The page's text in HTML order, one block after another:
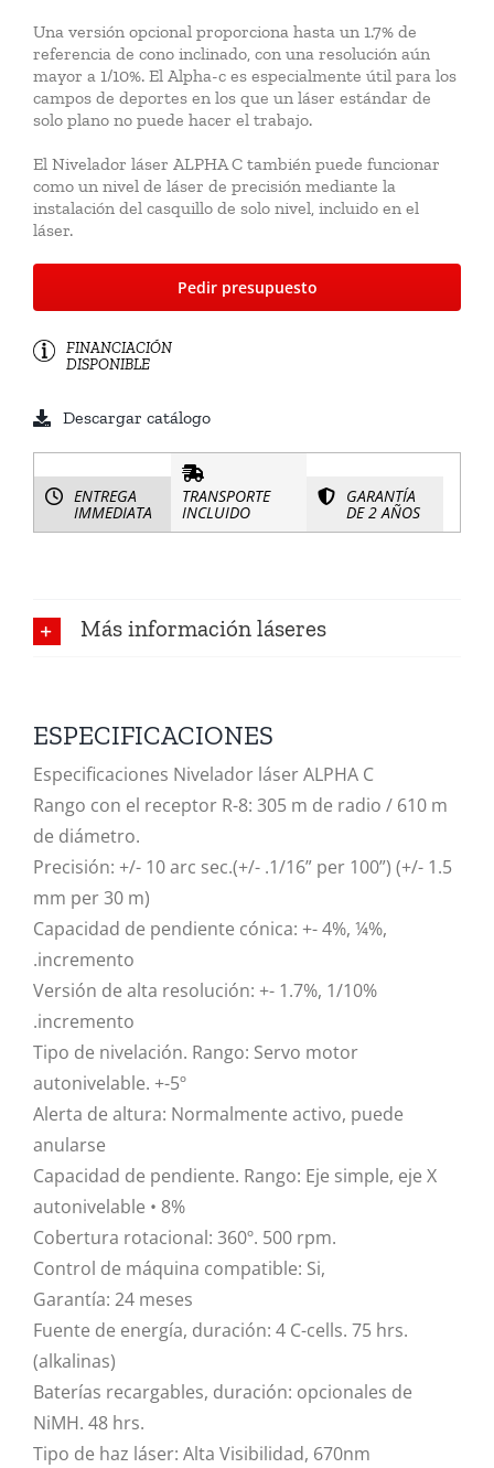
Una versión opcional proporciona hasta un 1.7% de
referencia de cono inclinado, con una resolución aún
mayor a 1/10%. El Alpha-c es especialmente útil para los
campos de deportes en los que un láser estándar de
solo plano no puede hacer el trabajo.
El Nivelador láser ALPHA C también puede funcionar
como un nivel de láser de precisión mediante la
instalación del casquillo de solo nivel, incluido en el
láser.
Pedir presupuesto
FINANCIACIÓN
DISPONIBLE
Descargar catálogo
ENTREGA
IMMEDIATA
TRANSPORTE
INCLUIDO
GARANTÍA
DE 2 AÑOS
Más información láseres
ESPECIFICACIONES
Especificaciones Nivelador láser ALPHA C
Rango con el receptor R-8: 305 m de radio / 610 m
de diámetro.
Precisión: +/- 10 arc sec.(+/- .1/16” per 100”) (+/- 1.5
mm per 30 m)
Capacidad de pendiente cónica: +- 4%, ¼%,
.incremento
Versión de alta resolución: +- 1.7%, 1/10%
.incremento
Tipo de nivelación. Rango: Servo motor
autonivelable. +-5º
Alerta de altura: Normalmente activo, puede
anularse
Capacidad de pendiente. Rango: Eje simple, eje X
autonivelable • 8%
Cobertura rotacional: 360º. 500 rpm.
Control de máquina compatible: Si,
Garantía: 24 meses
Fuente de energía, duración: 4 C-cells. 75 hrs.
(alkalinas)
Baterías recargables, duración: opcionales de
NiMH. 48 hrs.
Tipo de haz láser: Alta Visibilidad, 670nm